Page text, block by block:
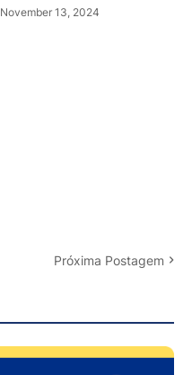
November 13, 2024
Próxima Postagem